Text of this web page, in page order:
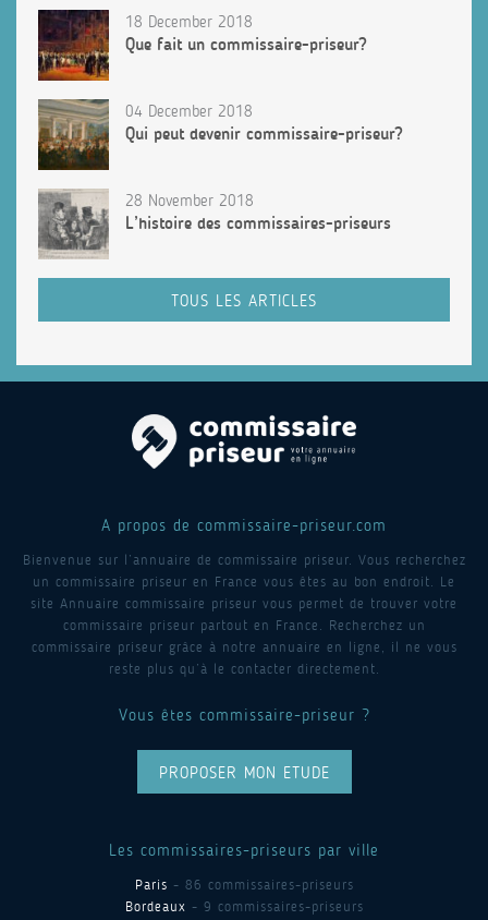
18 December 2018
Que fait un commissaire-priseur?
04 December 2018
Qui peut devenir commissaire-priseur?
28 November 2018
L’histoire des commissaires-priseurs
TOUS LES ARTICLES
A propos de commissaire-priseur.com
Bienvenue sur l’annuaire de commissaire priseur. Vous recherchez
un commissaire priseur en France vous êtes au bon endroit. Le
site Annuaire commissaire priseur vous permet de trouver votre
commissaire priseur partout en France. Recherchez un
commissaire priseur grâce à notre annuaire en ligne, il ne vous
reste plus qu’à le contacter directement.
Vous êtes commissaire-priseur ?
PROPOSER MON ETUDE
Les commissaires-priseurs par ville
Paris - 86 commissaires-priseurs
Bordeaux - 9 commissaires-priseurs